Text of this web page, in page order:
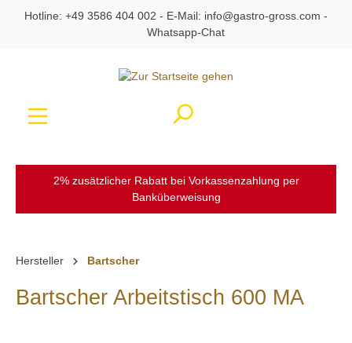
springen
Hotline: +49 3586 404 002 - E-Mail: info@gastro-gross.com -
Whatsapp-Chat
2% zusätzlicher Rabatt bei Vorkassenzahlung per
Banküberweisung
Hersteller Bartscher
Bartscher Arbeitstisch 600 MA